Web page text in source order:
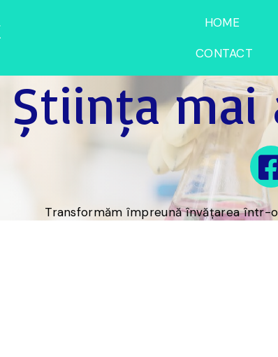
HOME
CONTACT
Știința mai
Transformăm împreună învățarea într-